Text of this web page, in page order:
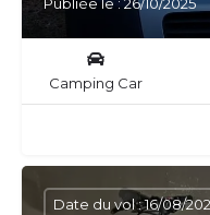
Camping Car
Date du vol : 16/08/